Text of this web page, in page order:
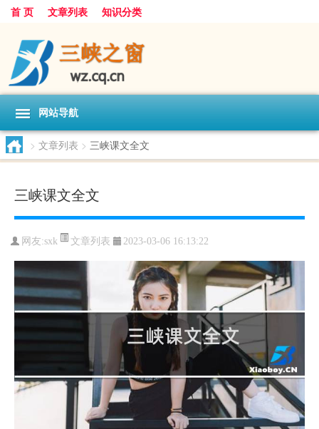
首 页 文章列表 知识分类
网站导航
> 文章列表 > 三峡课文全文
三峡课文全文
网友:sxk 文章列表 2023-03-06 16:13:22